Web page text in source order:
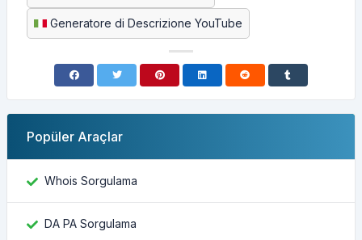
Generatore di Descrizione YouTube
Popüler Araçlar
Whois Sorgulama
DA PA Sorgulama